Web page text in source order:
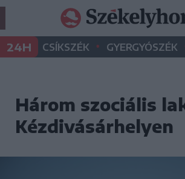
24H CSÍKSZÉK • GYERGYÓSZÉK
Három szociális
Kézdivásárhelyen